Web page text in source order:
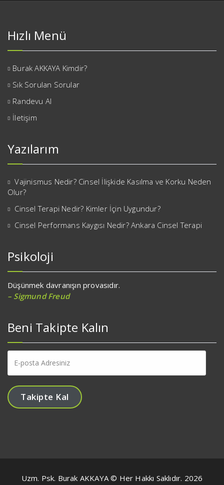
Hızlı Menü
Burak AKKAYA Kimdir?
Sık Sorulan Sorular
Randevu Al
İletişim
Yazılarım
Vajinismus Nedir? Cinsel İlişkide Kasılma ve Korku Neden
Olur?
Cinsel Terapi Nedir? Kimler İçin Uygundur?
Cinsel Performans Kaygısı Nedir? Ankara Cinsel Terapi
Psikoloji
Düşünmek davranışın provasıdır.
– Sigmund Freud
Beni Takipte Kalın
posta
Adresiniz
Takipte Kal
Uzm. Psk. Burak AKKAYA © Her Hakkı Saklıdır. 2026